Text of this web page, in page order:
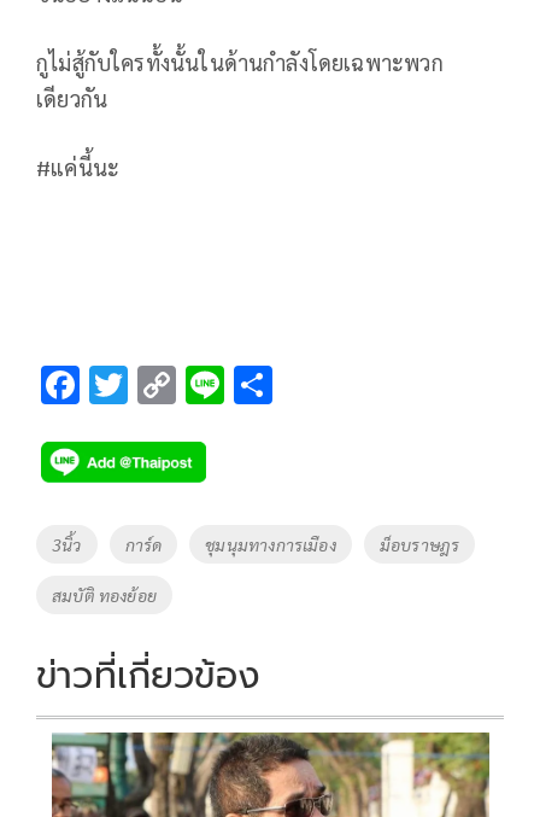
กูไม่สู้กับใครทั้งนั้นในด้านกำลังโดยเฉพาะพวก
เดียวกัน
#แค่นี้นะ
F
e
b
o
o
k
T
tt
er
C
p
y
Li
Li
Tags
3นิ้ว การ์ด ชุมนุมทางการเมือง ม็อบราษฎร
สมบัติ ทองย้อย
ข่าวที่เกี่ยวข้อง